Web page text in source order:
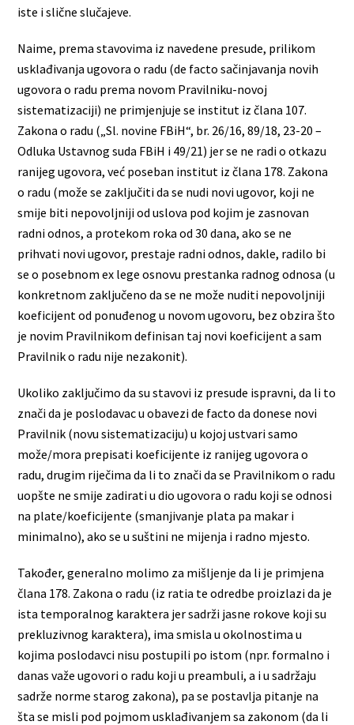
iste i slične slučajeve.
Naime, prema stavovima iz navedene presude, prilikom
usklađivanja ugovora o radu (de facto sačinjavanja novih
ugovora o radu prema novom Pravilniku-novoj
sistematizaciji) ne primjenjuje se institut iz člana 107.
Zakona o radu („Sl. novine FBiH“, br. 26/16, 89/18, 23-20 –
Odluka Ustavnog suda FBiH i 49/21) jer se ne radi o otkazu
ranijeg ugovora, već poseban institut iz člana 178. Zakona
o radu (može se zaključiti da se nudi novi ugovor, koji ne
smije biti nepovoljniji od uslova pod kojim je zasnovan
radni odnos, a protekom roka od 30 dana, ako se ne
prihvati novi ugovor, prestaje radni odnos, dakle, radilo bi
se o posebnom ex lege osnovu prestanka radnog odnosa (u
konkretnom zaključeno da se ne može nuditi nepovoljniji
koeficijent od ponuđenog u novom ugovoru, bez obzira što
je novim Pravilnikom definisan taj novi koeficijent a sam
Pravilnik o radu nije nezakonit).
Ukoliko zaključimo da su stavovi iz presude ispravni, da li to
znači da je poslodavac u obavezi de facto da donese novi
Pravilnik (novu sistematizaciju) u kojoj ustvari samo
može/mora prepisati koeficijente iz ranijeg ugovora o
radu, drugim riječima da li to znači da se Pravilnikom o radu
uopšte ne smije zadirati u dio ugovora o radu koji se odnosi
na plate/koeficijente (smanjivanje plata pa makar i
minimalno), ako se u suštini ne mijenja i radno mjesto.
Također, generalno molimo za mišljenje da li je primjena
člana 178. Zakona o radu (iz ratia te odredbe proizlazi da je
ista temporalnog karaktera jer sadrži jasne rokove koji su
prekluzivnog karaktera), ima smisla u okolnostima u
kojima poslodavci nisu postupili po istom (npr. formalno i
danas važe ugovori o radu koji u preambuli, a i u sadržaju
sadrže norme starog zakona), pa se postavlja pitanje na
šta se misli pod pojmom usklađivanjem sa zakonom (da li